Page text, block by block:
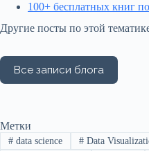
100+ бесплатных книг
Другие посты по этой
Метки
#data science #Data